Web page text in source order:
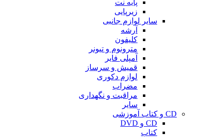
پایه نت
زیرپایی
سایر لوازم جانبی
آرشه
کلیفون
مترونوم و تیونر
آمپلی فایر
قمیش و سرساز
لوازم دکوری
مضراب
مراقبت و نگهداری
سایر
CD و کتاب آموزشی
CD و DVD
کتاب